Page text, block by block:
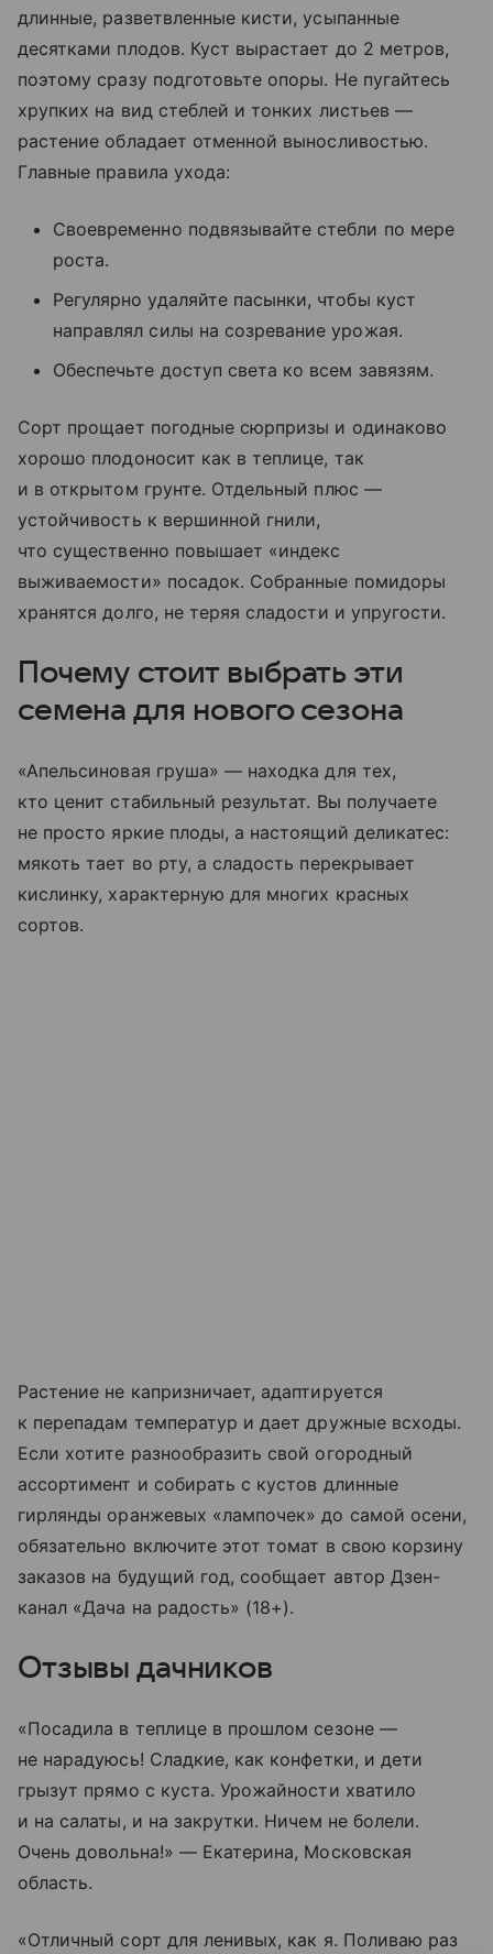
длинные, разветвленные кисти, усыпанные
десятками плодов. Куст вырастает до 2 метров,
поэтому сразу подготовьте опоры. Не пугайтесь
хрупких на вид стеблей и тонких листьев —
растение обладает отменной выносливостью.
Главные правила ухода:
Своевременно подвязывайте стебли по мере
роста.
Регулярно удаляйте пасынки, чтобы куст
направлял силы на созревание урожая.
Обеспечьте доступ света ко всем завязям.
Сорт прощает погодные сюрпризы и одинаково
хорошо плодоносит как в теплице, так
и в открытом грунте. Отдельный плюс —
устойчивость к вершинной гнили,
что существенно повышает «индекс
выживаемости» посадок. Собранные помидоры
хранятся долго, не теряя сладости и упругости.
Почему стоит выбрать эти
семена для нового сезона
«Апельсиновая груша» — находка для тех,
кто ценит стабильный результат. Вы получаете
не просто яркие плоды, а настоящий деликатес:
мякоть тает во рту, а сладость перекрывает
кислинку, характерную для многих красных
сортов.
Растение не капризничает, адаптируется
к перепадам температур и дает дружные всходы.
Если хотите разнообразить свой огородный
ассортимент и собирать с кустов длинные
гирлянды оранжевых «лампочек» до самой осени,
обязательно включите этот томат в свою корзину
заказов на будущий год, сообщает автор Дзен-
канал «Дача на радость» (18+).
Отзывы дачников
«Посадила в теплице в прошлом сезоне —
не нарадуюсь! Сладкие, как конфетки, и дети
грызут прямо с куста. Урожайности хватило
и на салаты, и на закрутки. Ничем не болели.
Очень довольна!» — Екатерина, Московская
область.
«Отличный сорт для ленивых, как я. Поливаю раз